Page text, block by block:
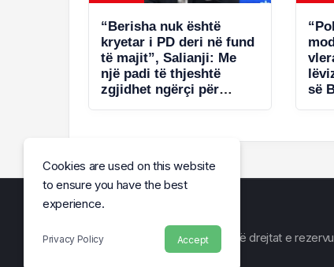
“Berisha nuk është
kryetar i PD deri në fund
të majit”, Salianji: Me
një padi të thjeshtë
zgjidhet ngërçi për
së
Cookies are used on this website
to ensure you have the best
experience.
Privacy Policy Accept
© Arena e Lajmit 2026, Të gjitha të drejtat e